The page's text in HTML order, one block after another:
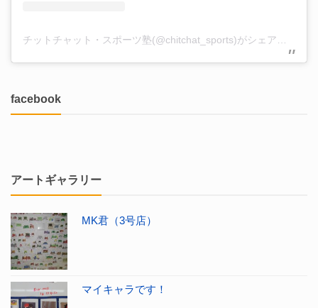
facebook
アートギャラリー
MK君（3号店）
マイキャラです！